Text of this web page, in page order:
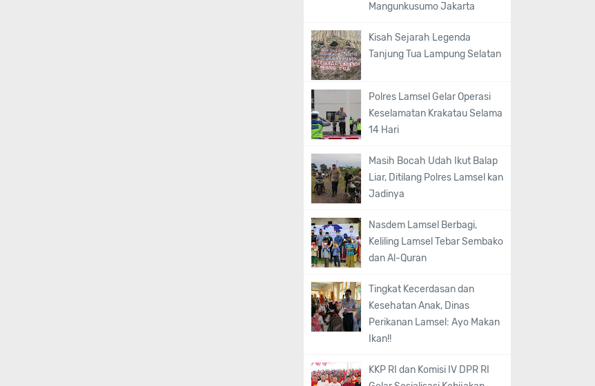
Mangunkusumo Jakarta
Kisah Sejarah Legenda
Tanjung Tua Lampung Selatan
Polres Lamsel Gelar Operasi
Keselamatan Krakatau Selama
14 Hari
Masih Bocah Udah Ikut Balap
Liar, Ditilang Polres Lamsel kan
Jadinya
Nasdem Lamsel Berbagi,
Keliling Lamsel Tebar Sembako
dan Al-Quran
Tingkat Kecerdasan dan
Kesehatan Anak, Dinas
Perikanan Lamsel: Ayo Makan
Ikan!!
KKP RI dan Komisi IV DPR RI